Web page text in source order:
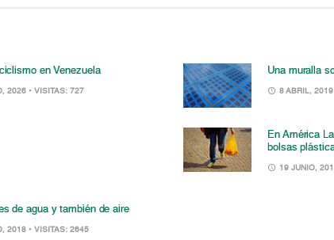
en Venezuela
2026 • VISITAS: 727
Una muralla
8 ABRIL, 2019
En América
bolsas
19 JUNIO,
de agua y también de aire
2018 • VISITAS: 2645